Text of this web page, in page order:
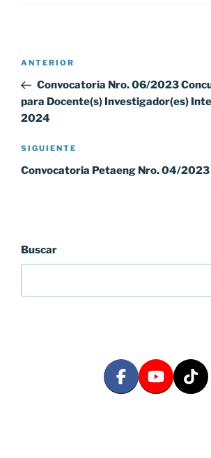
Navegación
entradas
Entrada
anterior:
ANTERIOR
Convocatoria Nro. 06/2023
para Docente(s) Investigador(es)
2024
Siguiente
entrada
SIGUIENTE
Convocatoria Petaeng Nro. 04/2023
Buscar